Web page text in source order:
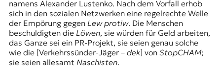
n
k
o
m
p
e
t
namens Alexander Lustenko. Nach dem Vorfall erhob
sich in den sozialen Netzwerken eine regelrechte Welle
der Empörung gegen Lew protiw. Die Menschen
beschuldigten die Löwen, sie würden für Geld arbeiten,
das Ganze sei ein PR-Projekt, sie seien genau solche
wie die [Verkehrssünder-Jäger – dek] von StopCHAM;
sie seien allesamt Naschisten.